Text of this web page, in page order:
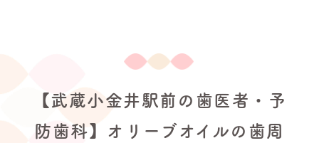
【武蔵小金井駅前の歯医者・予
防歯科】オリーブオイルの歯周